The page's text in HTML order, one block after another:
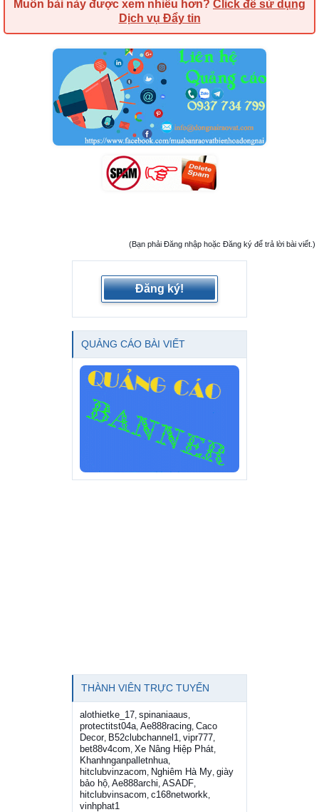
Muốn bài này được xem nhiều hơn? Click để sử dụng
Dịch vụ Đẩy tin
(Bạn phải Đăng nhập hoặc Đăng ký để trả lời bài viết.)
Đăng ký!
QUẢNG CÁO BÀI VIẾT
THÀNH VIÊN TRỰC TUYẾN
alothietke_17 spinaniaaus
protectitst04a Ae888racing Caco
Decor, B52clubchannel1 vipr777
bet88v4com Xe Nâng Hiệp Phát
Khanhnganpalletnhua
hitclubvinzacom Nghiêm Hà My giày
bảo hộ Ae888archi ASADF
hitclubvinsacom c168networkk
vinhphat1